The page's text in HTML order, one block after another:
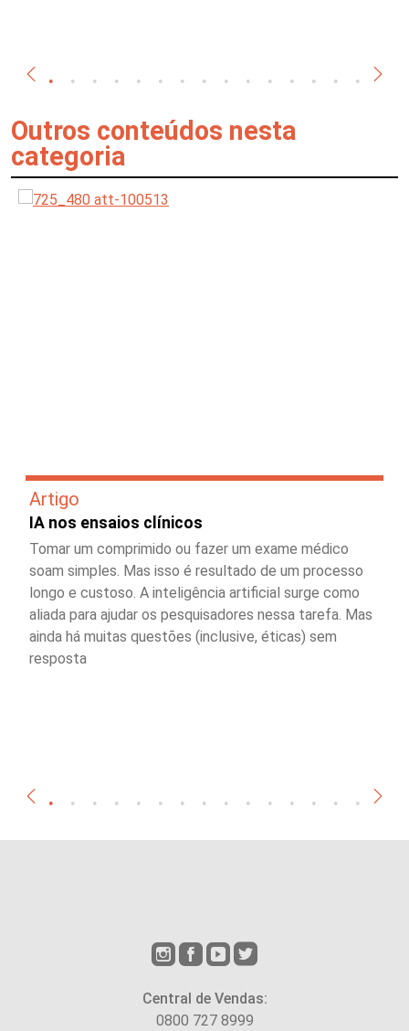
Outros conteúdos nesta
categoria
Artigo
IA nos ensaios clínicos
Tomar um comprimido ou fazer um exame médico
soam simples. Mas isso é resultado de um processo
longo e custoso. A inteligência artificial surge como
aliada para ajudar os pesquisadores nessa tarefa. Mas
ainda há muitas questões (inclusive, éticas) sem
resposta
Central de Vendas:
0800 727 8999